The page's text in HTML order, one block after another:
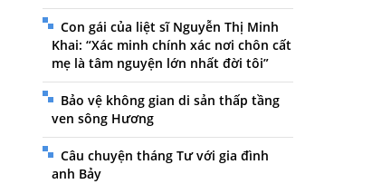
Con gái của liệt sĩ Nguyễn Thị Minh
Khai: “Xác minh chính xác nơi chôn cất
mẹ là tâm nguyện lớn nhất đời tôi”
Bảo vệ không gian di sản thấp tầng
ven sông Hương
Câu chuyện tháng Tư với gia đình
anh Bảy